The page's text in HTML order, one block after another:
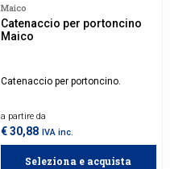
Maico
Catenaccio per portoncino
Maico
Catenaccio per portoncino.
a partire da
€ 30,88 IVA inc.
Seleziona e acquista